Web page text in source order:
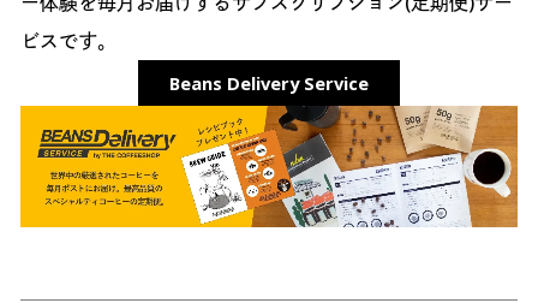
ビスです。
Beans Delivery Service